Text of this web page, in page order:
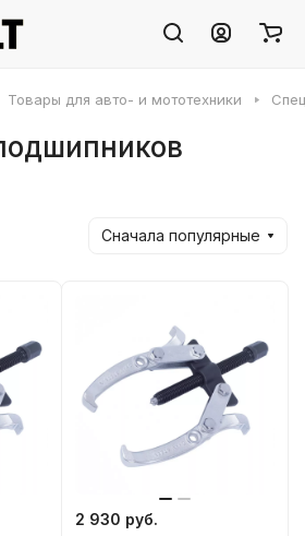
Товары для авто- и мототехники
Сначала популярные
2 930 руб.